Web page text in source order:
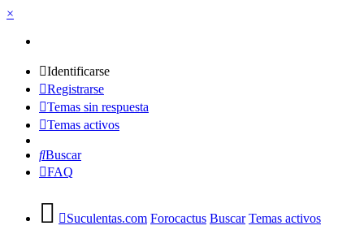
×
Identificarse
Registrarse
Temas sin respuesta
Temas activos
Buscar
FAQ
Suculentas.com Forocactus Buscar Temas activos